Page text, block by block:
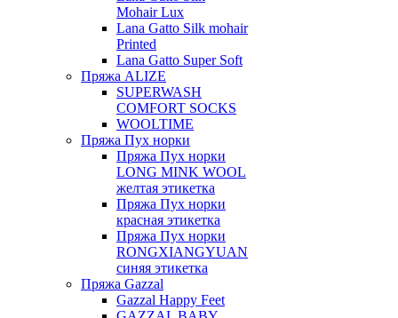
Mohair Lux
Lana Gatto Silk mohair
Printed
Lana Gatto Super Soft
Пряжа ALIZE
SUPERWASH
COMFORT SOCKS
WOOLTIME
Пряжа Пух норки
Пряжа Пух норки
LONG MINK WOOL
желтая этикетка
Пряжа Пух норки
красная этикетка
Пряжа Пух норки
RONGXIANGYUAN
синяя этикетка
Пряжа Gazzal
Gazzal Happy Feet